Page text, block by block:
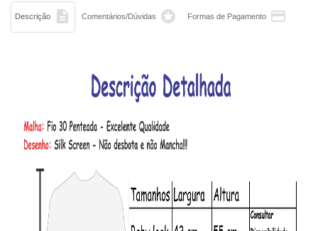
Descrição  Comentários/Dúvidas  Formas de Pagamento 